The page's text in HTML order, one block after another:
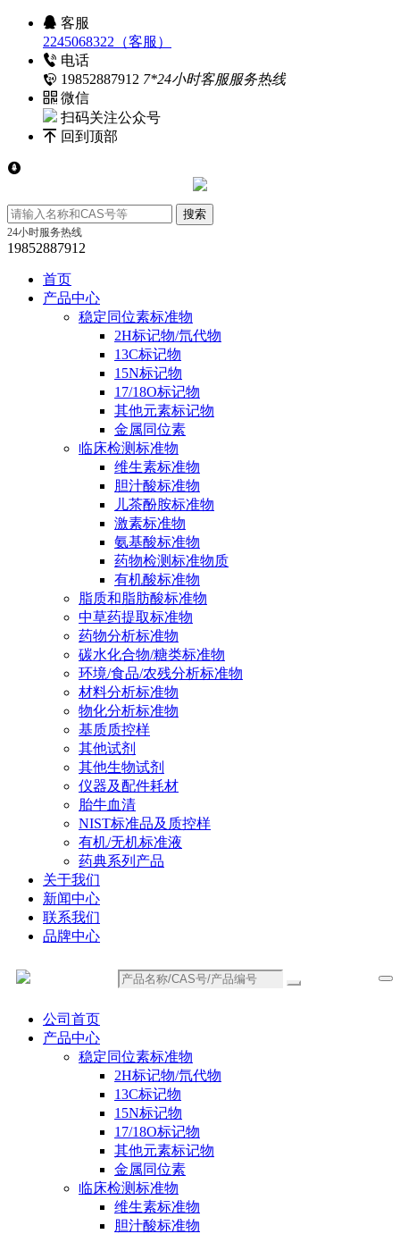
客服
2245068322（客服）
电话
19852887912 7*24小时客服服务热线
微信
扫码关注公众号
回到顶部
24小时服务热线
19852887912
首页
产品中心
稳定同位素标准物
2H标记物/氘代物
13C标记物
15N标记物
17/18O标记物
其他元素标记物
金属同位素
临床检测标准物
维生素标准物
胆汁酸标准物
儿茶酚胺标准物
激素标准物
氨基酸标准物
药物检测标准物质
有机酸标准物
脂质和脂肪酸标准物
中草药提取标准物
药物分析标准物
碳水化合物/糖类标准物
环境/食品/农残分析标准物
材料分析标准物
物化分析标准物
基质质控样
其他试剂
其他生物试剂
仪器及配件耗材
胎牛血清
NIST标准品及质控样
有机/无机标准液
药典系列产品
关于我们
新闻中心
联系我们
品牌中心
公司首页
产品中心
稳定同位素标准物
2H标记物/氘代物
13C标记物
15N标记物
17/18O标记物
其他元素标记物
金属同位素
临床检测标准物
维生素标准物
胆汁酸标准物